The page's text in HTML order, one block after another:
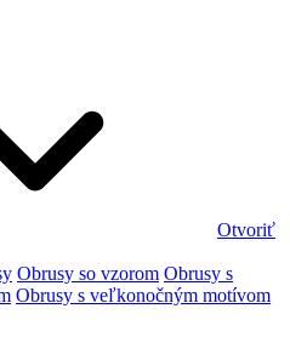
Otvoriť
Obrusy so vzorom Obrusy s
Obrusy s veľkonočným motívom